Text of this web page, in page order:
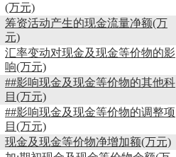
(万元)
筹资活动产生的现金流量净额(万
元)
汇率变动对现金及现金等价物的影
响(万元)
##影响现金及现金等价物的其他科
目(万元)
##影响现金及现金等价物的调整项
目(万元)
现金及现金等价物净增加额(万元)